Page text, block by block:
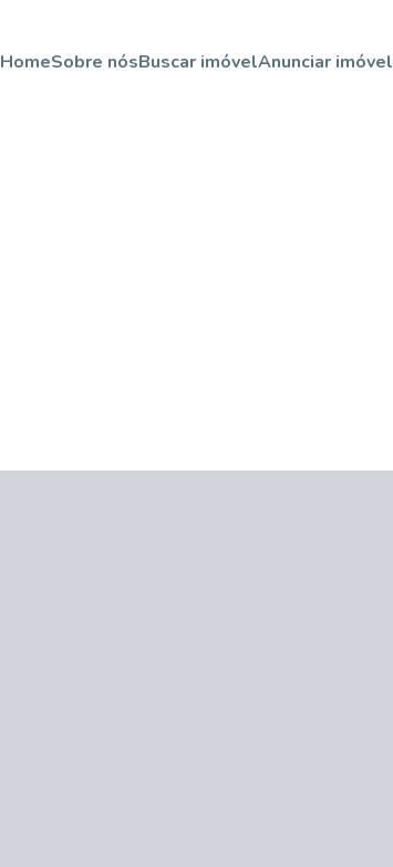
HomeSobre nósBuscar imóvelAnunciar imóvel